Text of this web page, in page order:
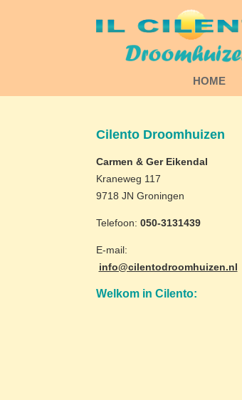
HOME
Cilento Droomhuizen
Carmen & Ger Eikendal
Kraneweg 117
9718 JN Groningen
Telefoon: 050-3131439
E-mail:
info@cilentodroomhuizen.nl
Welkom in Cilento: